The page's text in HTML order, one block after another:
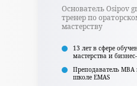
Основатель Osipov
тренер по
мастерству
13 лет в сфере
мастерства и
Преподаватель
школе EMAS